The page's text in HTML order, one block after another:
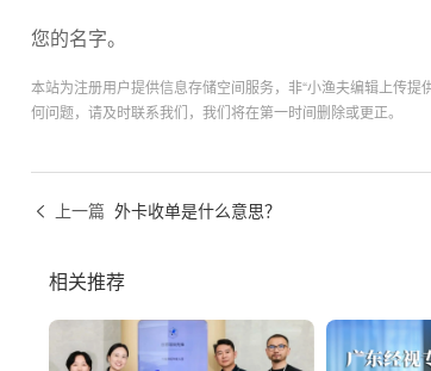
您的名字。
本站为注册用户提供信息存储空间服务，非“小渔夫编辑上传
何问题，请及时联系我们，我们将在第一时间删除或更正。
上一篇 外卡收单是什么意思？
相关推荐